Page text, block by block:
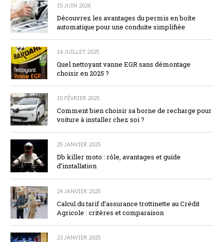
15 JUIN 2026
Découvrez les avantages du permis en boîte
automatique pour une conduite simplifiée
14 JUILLET 2025
Quel nettoyant vanne EGR sans démontage
choisir en 2025 ?
15 FÉVRIER 2025
Comment bien choisir sa borne de recharge pour
voiture à installer chez soi ?
25 JANVIER 2025
Db killer moto : rôle, avantages et guide
d’installation
24 JANVIER 2025
Calcul du tarif d’assurance trottinette au Crédit
Agricole : critères et comparaison
23 JANVIER 2025